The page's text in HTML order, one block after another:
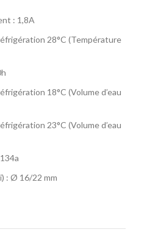
: 1,8A
28°C (Température
18°C (Volume d’eau
23°C (Volume d’eau
: Ø 16/22 mm